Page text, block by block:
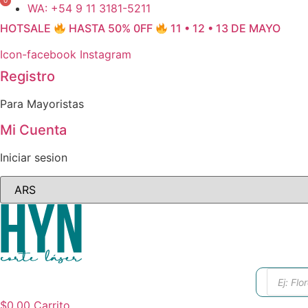
Ir
al
WA: +54 9 11 3181-5211
HOTSALE
HASTA 50% 0FF
11 • 12 • 13 DE MAYO
Icon-facebook Instagram
Registro
Para Mayoristas
Mi Cuenta
Iniciar sesion
de
$0.00 Carrito